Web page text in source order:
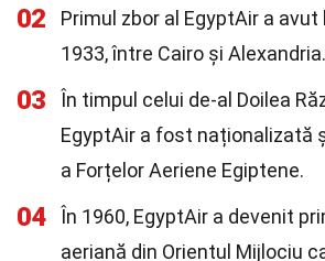
02
Primul zbor al EgyptAir a avut
1933, între Cairo și Alexandria.
03
În timpul celui de-al Doilea
EgyptAir a fost naționalizată
a Forțelor Aeriene Egiptene.
04
În 1960, EgyptAir a devenit
aeriană din Orientul Mijlociu